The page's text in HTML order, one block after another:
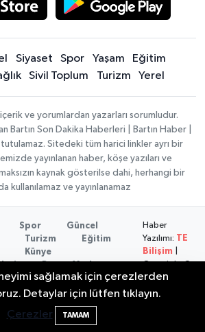
Siyaset Spor Yaşam
Eğitim
Sivil Toplum Turizm Yerel
ve yorumlardan yazarları sorumludur.
Bartın Son Dakika Haberleri | Bartın Haber |
tutulamaz. Sitedeki tüm harici linkler ayrı bir
yayınlanan haber, köşe yazıları ve
kaynak gösterilse dahi, herhangi bir
kullanılamaz ve yayınlanamaz
Spor
Güncel
Turizm
Eğitim
Künye
Haber
Yazılımı: TE
Bilişim
Copyright ©
2026
sağlamak için çerezlerden
Detaylar için lütfen tıklayın.
Çerezler
TAMAM
2 Ayda 271 Kişi